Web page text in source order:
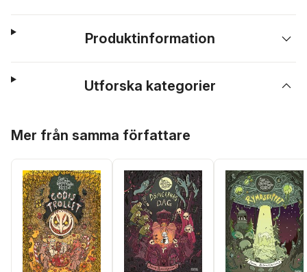
Produktinformation
Utforska kategorier
Mer från samma författare